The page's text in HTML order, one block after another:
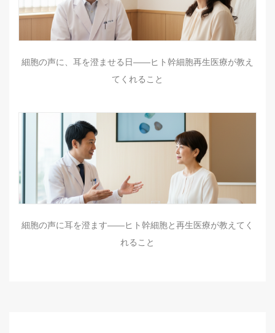
細胞の声に、耳を澄ませる日――ヒト幹細胞再生医療が教え
てくれること
細胞の声に耳を澄ます——ヒト幹細胞と再生医療が教えてく
れること